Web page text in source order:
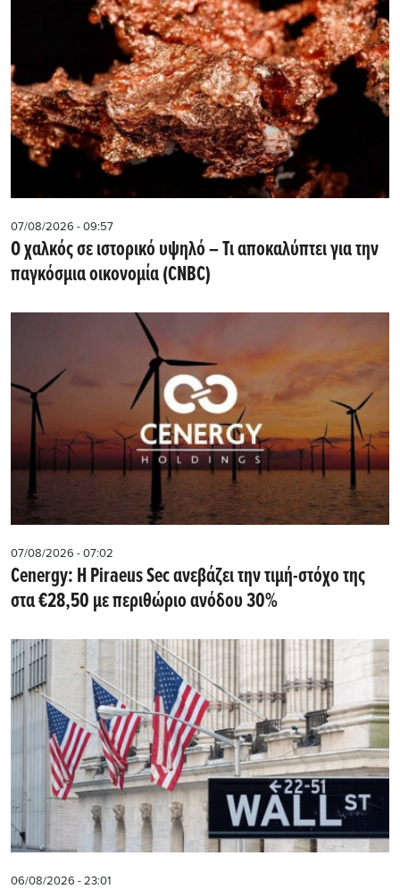
07/08/2026 - 09:57
Ο χαλκός σε ιστορικό υψηλό – Τι αποκαλύπτει για την
παγκόσμια οικονομία (CNBC)
07/08/2026 - 07:02
Cenergy: Η Piraeus Sec ανεβάζει την τιμή-στόχο της
στα €28,50 με περιθώριο ανόδου 30%
06/08/2026 - 23:01